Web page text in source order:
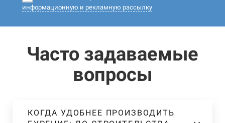
информационную и рекламную рассылку
Часто задаваемые
вопросы
КОГДА УДОБНЕЕ ПРОИЗВОДИТЬ